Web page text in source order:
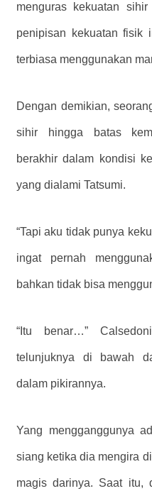
menguras kekuatan
penipisan kekuatan fisik
terbiasa menggunakan
Dengan demikian,
sihir hingga batas
berakhir dalam kondisi
yang dialami Tatsumi.
“Tapi aku tidak punya
ingat pernah
bahkan tidak bisa
“Itu benar…”
telunjuknya di bawah
dalam pikirannya.
Yang mengganggunya
siang ketika dia mengira
magis darinya. Saat itu,